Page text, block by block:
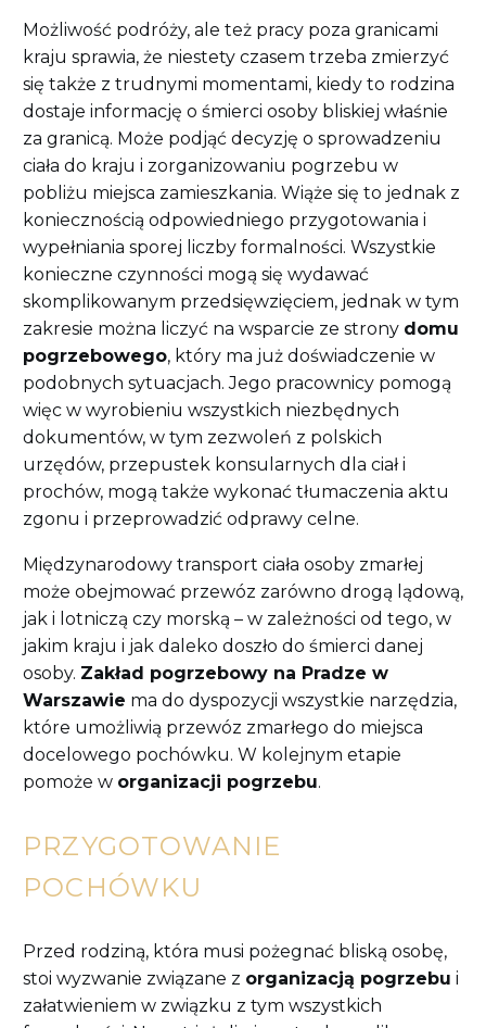
Możliwość podróży, ale też pracy poza granicami
kraju sprawia, że niestety czasem trzeba zmierzyć
się także z trudnymi momentami, kiedy to rodzina
dostaje informację o śmierci osoby bliskiej właśnie
za granicą. Może podjąć decyzję o sprowadzeniu
ciała do kraju i zorganizowaniu pogrzebu w
pobliżu miejsca zamieszkania. Wiąże się to jednak z
koniecznością odpowiedniego przygotowania i
wypełniania sporej liczby formalności. Wszystkie
konieczne czynności mogą się wydawać
skomplikowanym przedsięwzięciem, jednak w tym
zakresie można liczyć na wsparcie ze strony domu
pogrzebowego, który ma już doświadczenie w
podobnych sytuacjach. Jego pracownicy pomogą
więc w wyrobieniu wszystkich niezbędnych
dokumentów, w tym zezwoleń z polskich
urzędów, przepustek konsularnych dla ciał i
prochów, mogą także wykonać tłumaczenia aktu
zgonu i przeprowadzić odprawy celne.
Międzynarodowy transport ciała osoby zmarłej
może obejmować przewóz zarówno drogą lądową,
jak i lotniczą czy morską – w zależności od tego, w
jakim kraju i jak daleko doszło do śmierci danej
osoby. Zakład pogrzebowy na Pradze w
Warszawie ma do dyspozycji wszystkie narzędzia,
które umożliwią przewóz zmarłego do miejsca
docelowego pochówku. W kolejnym etapie
pomoże w organizacji pogrzebu.
PRZYGOTOWANIE
POCHÓWKU
Przed rodziną, która musi pożegnać bliską osobę,
stoi wyzwanie związane z organizacją pogrzebu i
załatwieniem w związku z tym wszystkich